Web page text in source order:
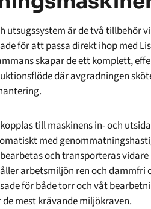
utsugssystem är de två tillbehör
för att passa direkt ihop med
skapar de ett komplett,
där avgradningen
till maskinens in- och
med
och transporteras
arbetsmiljön ren och dammfri
för både torr och våt
mest krävande miljökraven.